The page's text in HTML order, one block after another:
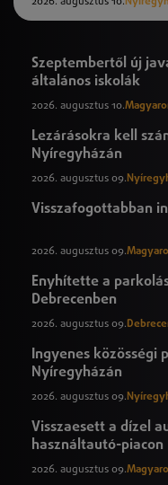
2026. augusztus 10.
Szeptembertől új
általános iskolák
2026. augusztus 10.
Lezárásokra kell
Nyíregyházán
2026. augusztus 09.
Visszafogottabban
2026. augusztus 09.
Enyhítette a
Debrecenben
2026. augusztus 09.
Ingyenes közösségi
Nyíregyházán
2026. augusztus 09.
Visszaesett a dízel
használtautó-piacon
2026. augusztus 09.